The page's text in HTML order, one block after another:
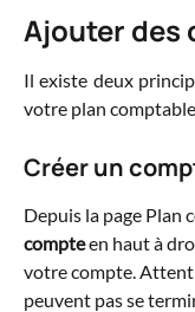
Ajouter des
Il existe deux
votre plan
Créer un
Depuis la page Plan
compte en haut à
votre compte.
peuvent pas se